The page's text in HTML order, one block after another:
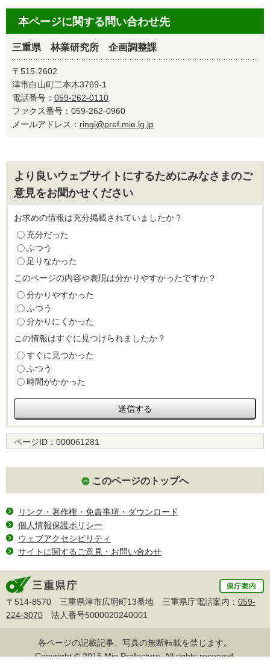
本ページに関する問い合わせ先
三重県 林業研究所 企画調整課
〒515-2602
津市白山町二本木3769-1
電話番号： 059-262-0110
ファクス番号：059-262-0960
メールアドレス： ringi@pref.mie.lg.jp
より良いウェブサイトにするためにみなさまのご
意見をお聞かせください
お求めの情報は充分掲載されていましたか？
充分だった
ふつう
足りなかった
このページの内容や表現は分かりやすかったですか？
分かりやすかった
ふつう
分かりにくかった
この情報はすぐに見つけられましたか？
すぐに見つかった
ふつう
時間がかかった
ページID： 000061281
このページのトップへ
リンク・著作権・免責事項・ダウンロード
個人情報保護ポリシー
ウェブアクセシビリティ
サイトに関するご意見・お問い合わせ
〒514-8570 三重県津市広明町13番地 三重県庁電話案内： 059-
224-3070 法人番号5000020240001
各ページの記載記事、写真の無断転載を禁じます。
Copyright © 2015 Mie Prefecture, All rights reserved.